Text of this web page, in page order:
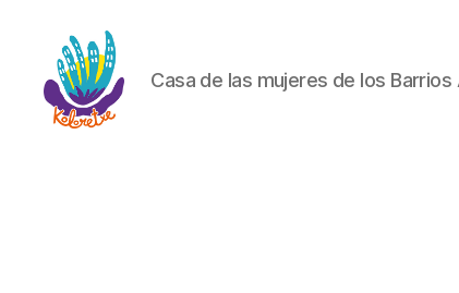
Casa de las mujeres de los Barrios